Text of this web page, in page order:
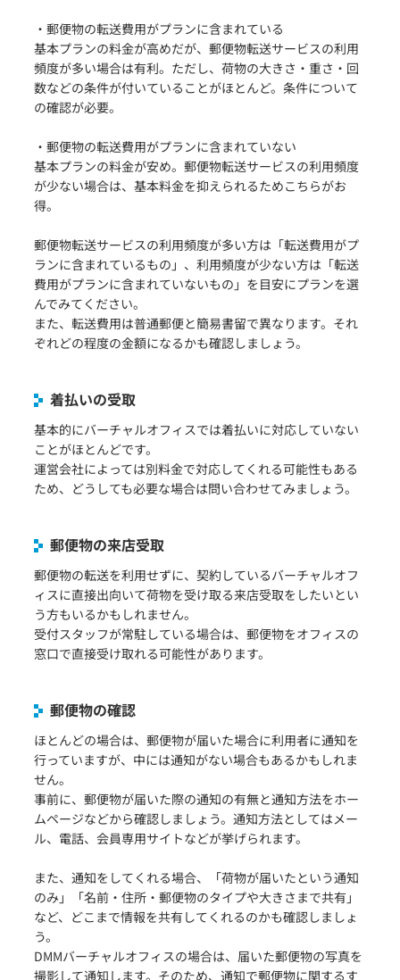
・郵便物の転送費用がプランに含まれている
基本プランの料金が高めだが、郵便物転送サービスの利用
頻度が多い場合は有利。ただし、荷物の大きさ・重さ・回
数などの条件が付いていることがほとんど。条件について
の確認が必要。
・郵便物の転送費用がプランに含まれていない
基本プランの料金が安め。郵便物転送サービスの利用頻度
が少ない場合は、基本料金を抑えられるためこちらがお
得。
郵便物転送サービスの利用頻度が多い方は「転送費用がプ
ランに含まれているもの」、利用頻度が少ない方は「転送
費用がプランに含まれていないもの」を目安にプランを選
んでみてください。
また、転送費用は普通郵便と簡易書留で異なります。それ
ぞれどの程度の金額になるかも確認しましょう。
着払いの受取
基本的にバーチャルオフィスでは着払いに対応していない
ことがほとんどです。
運営会社によっては別料金で対応してくれる可能性もある
ため、どうしても必要な場合は問い合わせてみましょう。
郵便物の来店受取
郵便物の転送を利用せずに、契約しているバーチャルオフ
ィスに直接出向いて荷物を受け取る来店受取をしたいとい
う方もいるかもしれません。
受付スタッフが常駐している場合は、郵便物をオフィスの
窓口で直接受け取れる可能性があります。
郵便物の確認
ほとんどの場合は、郵便物が届いた場合に利用者に通知を
行っていますが、中には通知がない場合もあるかもしれま
せん。
事前に、郵便物が届いた際の通知の有無と通知方法をホー
ムページなどから確認しましょう。通知方法としてはメー
ル、電話、会員専用サイトなどが挙げられます。
また、通知をしてくれる場合、「荷物が届いたという通知
のみ」「名前・住所・郵便物のタイプや大きさまで共有」
など、どこまで情報を共有してくれるのかも確認しましょ
う。
DMMバーチャルオフィスの場合は、届いた郵便物の写真を
撮影して通知します。そのため、通知で郵便物に関するす